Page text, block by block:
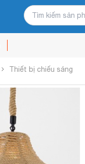
Thiết bị chiếu sáng